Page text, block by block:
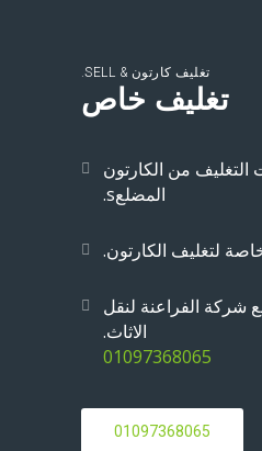
تغليف كارتون & SELL.
تغليف خاص
من الكارتون
المضلعs.
لتغليف الكارتون.
شركة الفراعنة لنقل
الاثاث.
01097368065
01097368065